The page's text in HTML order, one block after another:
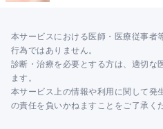
本サービスにおける医師・医療従事者
行為ではありません。
診断・治療を必要とする方は、適切な
ます。
本サービス上の情報や利用に関して発
の責任を負いかねますことをご了承く